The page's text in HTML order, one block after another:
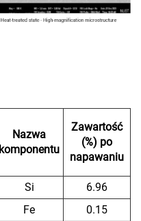
Nazwa
komponentu
Zawartość
(%) po
napawaniu
Si
6.96
Fe
0.15